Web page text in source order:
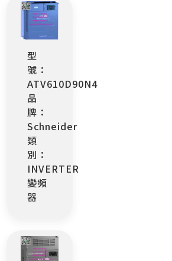
型
號：
ATV610D90N4
品
牌：
Schneider
類
別：
INVERTER
變頻
器